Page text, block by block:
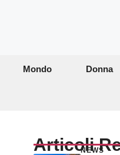
Mondo Donna
ArticoliNEWS